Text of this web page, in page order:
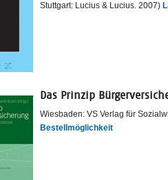
Stuttgart: Lucius & Lucius. 2007)
Das Prinzip
Wiesbaden: VS Verlag für
Bestellmöglichkeit